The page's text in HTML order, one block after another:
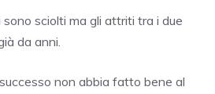
sono sciolti ma gli attriti tra i due
da anni.
non abbia fatto bene al